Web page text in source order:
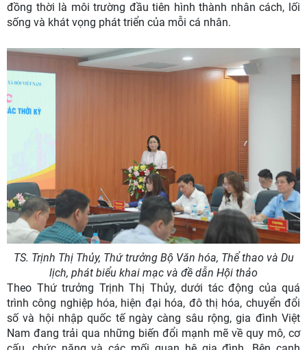
đồng thời là môi trường đầu tiên hình thành nhân cách, lối
sống và khát vọng phát triển của mỗi cá nhân.
TS. Trịnh Thị Thủy, Thứ trưởng Bộ Văn hóa, Thể thao và Du
lịch, phát biểu khai mạc và đề dẫn Hội thảo
Theo Thứ trưởng Trịnh Thị Thủy, dưới tác động của quá
trình công nghiệp hóa, hiện đại hóa, đô thị hóa, chuyển đổi
số và hội nhập quốc tế ngày càng sâu rộng, gia đình Việt
Nam đang trải qua những biến đổi mạnh mẽ về quy mô, cơ